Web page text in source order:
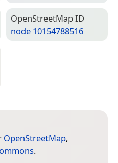
Open­Street­Map ID
node 10154788516
OpenStreetMap,
.